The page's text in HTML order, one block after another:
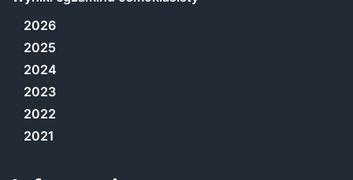
2026
2025
2024
2023
2022
2021